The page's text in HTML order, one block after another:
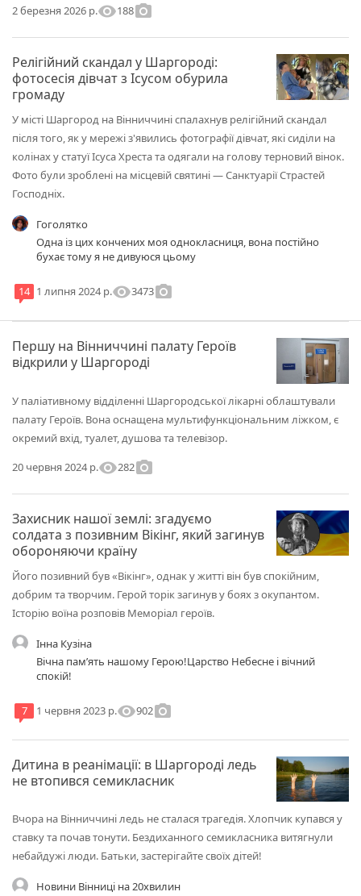
2 березня 2026 р.visibility188photo_camera
Релігійний скандал у Шаргороді:
фотосесія дівчат з Ісусом обурила
громаду
У місті Шаргород на Вінниччині спалахнув релігійний скандал
після того, як у мережі з'явились фотографії дівчат, які сиділи на
колінах у статуї Ісуса Хреста та одягали на голову терновий вінок.
Фото були зроблені на місцевій святині — Санктуарії Страстей
Господніх.
Гоголятко
Одна із цих кончених моя однокласниця, вона постійно
бухає тому я не дивуюся цьому
14 1 липня 2024 р.visibility3473photo_camera
Першу на Вінниччині палату Героїв
відкрили у Шаргороді
У паліативному відділенні Шаргородської лікарні облаштували
палату Героїв. Вона оснащена мультифункціональним ліжком, є
окремий вхід, туалет, душова та телевізор.
20 червня 2024 р.visibility282photo_camera
Захисник нашої землі: згадуємо
солдата з позивним Вікінг, який загинув
обороняючи країну
Його позивний був «Вікінг», однак у житті він був спокійним,
добрим та творчим. Герой торік загинув у боях з окупантом.
Історію воїна розповів Меморіал героїв.
Інна Кузіна
Вічна памʼять нашому Герою!Царство Небесне і вічний
спокій!
7 1 червня 2023 р.visibility902photo_camera
Дитина в реанімації: в Шаргороді ледь
не втопився семикласник
Вчора на Вінниччині ледь не сталася трагедія. Хлопчик купався у
ставку та почав тонути. Бездиханного семикласника витягнули
небайдужі люди. Батьки, застерігайте своїх дітей!
Новини Вінниці на 20хвилин